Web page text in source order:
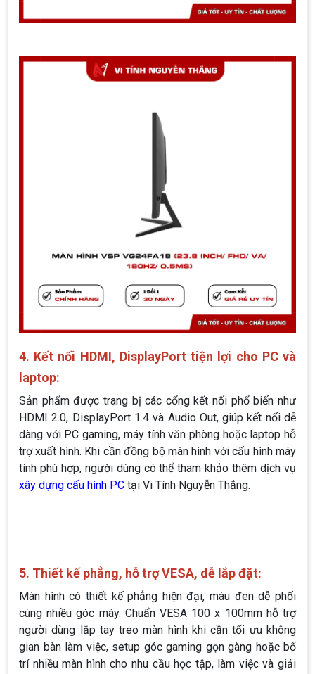
4. Kết nối HDMI, DisplayPort tiện lợi cho PC và
laptop:
Sản phẩm được trang bị các cổng kết nối phổ biến như
HDMI 2.0, DisplayPort 1.4 và Audio Out, giúp kết nối dễ
dàng với PC gaming, máy tính văn phòng hoặc laptop hỗ
trợ xuất hình. Khi cần đồng bộ màn hình với cấu hình máy
tính phù hợp, người dùng có thể tham khảo thêm dịch vụ
xây dựng cấu hình PC tại Vi Tính Nguyễn Thắng.
5. Thiết kế phẳng, hỗ trợ VESA, dễ lắp đặt:
Màn hình có thiết kế phẳng hiện đại, màu đen dễ phối
cùng nhiều góc máy. Chuẩn VESA 100 x 100mm hỗ trợ
người dùng lắp tay treo màn hình khi cần tối ưu không
gian bàn làm việc, setup góc gaming gọn gàng hoặc bố
trí nhiều màn hình cho nhu cầu học tập, làm việc và giải